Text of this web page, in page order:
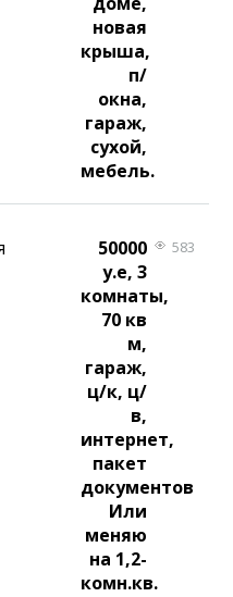
новая
крыша,
п/
окна,
гараж,
сухой,
мебель.
50000
у.е, 3
комнаты,
70 кв
м,
гараж,
ц/к, ц/
в,
интернет,
пакет
документов
Или
меняю
на 1,2-
комн.кв.
583